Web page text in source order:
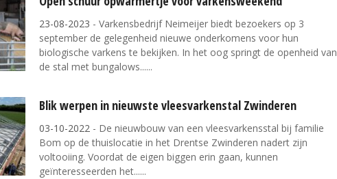
23-08-2023 - Varkensbedrijf Neimeijer biedt bezoekers op 3
september de gelegenheid nieuwe onderkomens voor hun
biologische varkens te bekijken. In het oog springt de openheid van
de stal met bungalows...
Blik werpen in nieuwste vleesvarkenstal Zwinderen
03-10-2022 - De nieuwbouw van een vleesvarkensstal bij familie
Bom op de thuislocatie in het Drentse Zwinderen nadert zijn
voltooiing. Voordat de eigen biggen erin gaan, kunnen
geïnteresseerden het...